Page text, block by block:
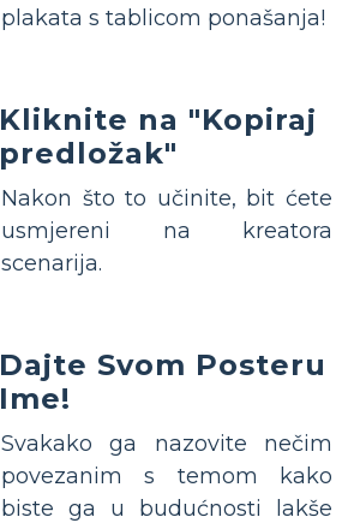
plakata s tablicom ponašanja!
Kliknite na "Kopiraj
predložak"
Nakon što to učinite, bit ćete
usmjereni na kreatora
scenarija.
Dajte Svom Posteru
Ime!
Svakako ga nazovite nečim
povezanim s temom kako
biste ga u budućnosti lakše